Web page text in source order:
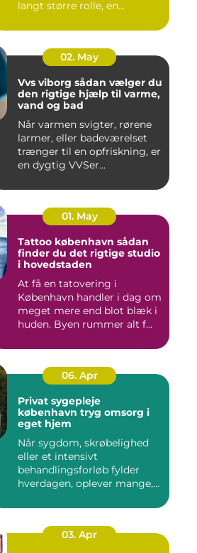
langt større rolle, en...
02. May
Vvs viborg sådan vælger du
den rigtige hjælp til varme,
vand og bad
Når varmen svigter, rørene
larmer, eller badeværelset
trænger til en opfriskning, er
en dygtig VVSer...
01. May
Tattoo københavn sådan
finder du det rigtige studio
i hovedstaden
At få en tatovering i
København handler i dag om
meget mere end blot blæk i
huden. Byen rummer alt f...
06. Apr
Privat sygepleje
københavn tryg omsorg i
eget hjem
Når sygdom, skrøbelighed
eller et intensivt
behandlingsforløb fylder
hverdagen, oplever mange,
03. Apr